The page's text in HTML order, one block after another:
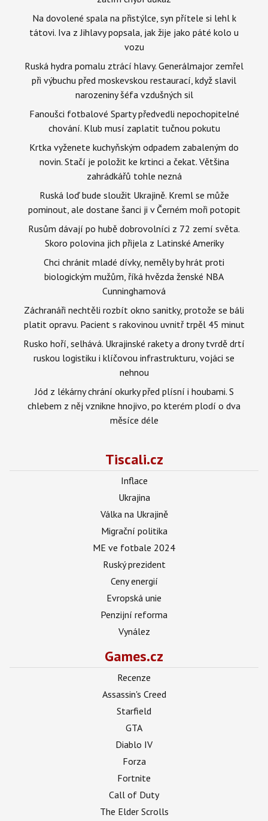
Na dovolené spala na přistýlce, syn přítele si lehl k
tátovi. Iva z Jihlavy popsala, jak žije jako páté kolo u
vozu
Ruská hydra pomalu ztrácí hlavy. Generálmajor zemřel
při výbuchu před moskevskou restaurací, když slavil
narozeniny šéfa vzdušných sil
Fanoušci fotbalové Sparty předvedli nepochopitelné
chování. Klub musí zaplatit tučnou pokutu
Krtka vyženete kuchyňským odpadem zabaleným do
novin. Stačí je položit ke krtinci a čekat. Většina
zahrádkářů tohle nezná
Ruská loď bude sloužit Ukrajině. Kreml se může
pominout, ale dostane šanci ji v Černém moři potopit
Rusům dávají po hubě dobrovolníci z 72 zemí světa.
Skoro polovina jich přijela z Latinské Ameriky
Chci chránit mladé dívky, neměly by hrát proti
biologickým mužům, říká hvězda ženské NBA
Cunninghamová
Záchranáři nechtěli rozbít okno sanitky, protože se báli
platit opravu. Pacient s rakovinou uvnitř trpěl 45 minut
Rusko hoří, selhává. Ukrajinské rakety a drony tvrdě drtí
ruskou logistiku i klíčovou infrastrukturu, vojáci se
nehnou
Jód z lékárny chrání okurky před plísní i houbami. S
chlebem z něj vznikne hnojivo, po kterém plodí o dva
měsíce déle
Tiscali.cz
Inflace
Ukrajina
Válka na Ukrajině
Migrační politika
ME ve fotbale 2024
Ruský prezident
Ceny energií
Evropská unie
Penzijní reforma
Vynález
Games.cz
Recenze
Assassin's Creed
Starfield
GTA
Diablo IV
Forza
Fortnite
Call of Duty
The Elder Scrolls